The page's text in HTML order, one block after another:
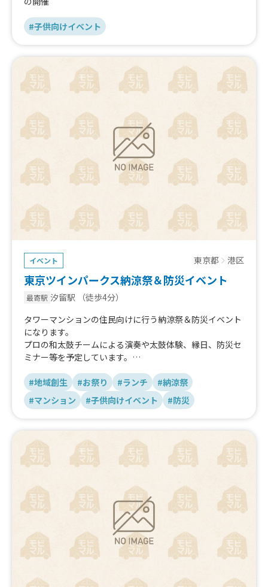
#子供向けイベント
イベント 東京都 港区
東京ツインパークス納涼祭＆防災イベント
最寄駅 汐留駅
（徒歩4分）
タワーマンションの住民向けに行う納涼祭＆防災イベント
になります。
プロの和太鼓チームによる演奏や太鼓体験、縁日、防災セ
ミナー等を予定しています。
食や軽食をご提供いただける方を探しております。
#地域創生 #お祭り #ランチ
#納涼祭
#マンション
#子供向けイベント #防災